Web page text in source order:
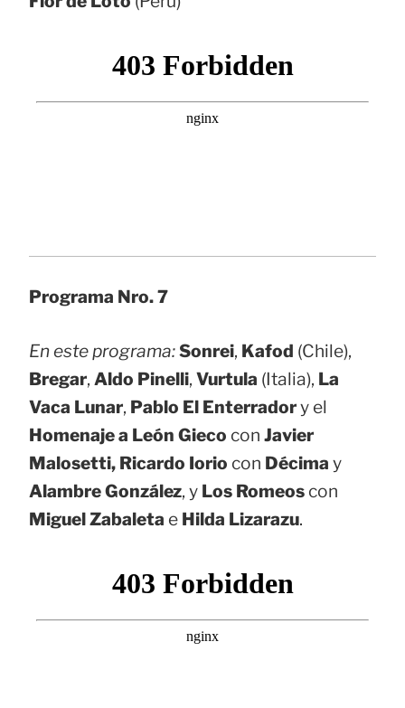
Programa Nro. 7
En este programa:Sonrei, Kafod (Chile),
Bregar, Aldo Pinelli, Vurtula (Italia), La
Vaca Lunar, Pablo El Enterradory el
Homenaje a León Gieco con Javier
Malosetti, Ricardo Iorio con Décima y
Alambre González, y Los Romeos con
Miguel Zabaleta e Hilda Lizarazu.